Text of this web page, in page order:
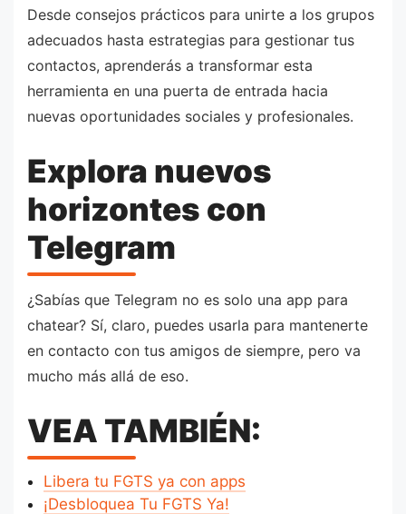
Desde consejos prácticos para unirte a los grupos
adecuados hasta estrategias para gestionar tus
contactos, aprenderás a transformar esta
herramienta en una puerta de entrada hacia
nuevas oportunidades sociales y profesionales.
Explora nuevos
horizontes con
Telegram
¿Sabías que Telegram no es solo una app para
chatear? Sí, claro, puedes usarla para mantenerte
en contacto con tus amigos de siempre, pero va
mucho más allá de eso.
VEA TAMBIÉN:
Libera tu FGTS ya con apps
¡Desbloquea Tu FGTS Ya!